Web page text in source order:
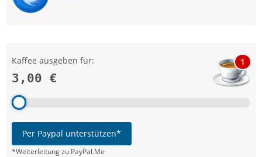
Kaffee ausgeben für:
3,00 €
1
Per Paypal unterstützen*
*Weiterleitung zu PayPal.Me